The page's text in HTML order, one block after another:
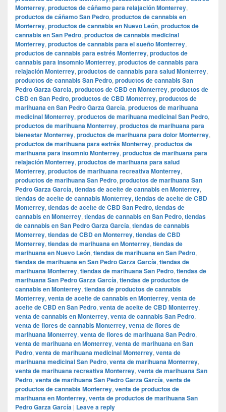
Monterrey, productos de cáñamo para relajación Monterrey,
productos de cáñamo San Pedro, productos de cannabis en
Monterrey, productos de cannabis en Nuevo León, productos de
cannabis en San Pedro, productos de cannabis medicinal
Monterrey, productos de cannabis para el sueño Monterrey,
productos de cannabis para estrés Monterrey, productos de
cannabis para insomnio Monterrey, productos de cannabis para
relajación Monterrey, productos de cannabis para salud Monterrey,
productos de cannabis San Pedro, productos de cannabis San
Pedro Garza García, productos de CBD en Monterrey, productos de
CBD en San Pedro, productos de CBD Monterrey, productos de
marihuana en San Pedro Garza García, productos de marihuana
medicinal Monterrey, productos de marihuana medicinal San Pedro,
productos de marihuana Monterrey, productos de marihuana para
bienestar Monterrey, productos de marihuana para dolor Monterrey,
productos de marihuana para estrés Monterrey, productos de
marihuana para insomnio Monterrey, productos de marihuana para
relajación Monterrey, productos de marihuana para salud
Monterrey, productos de marihuana recreativa Monterrey,
productos de marihuana San Pedro, productos de marihuana San
Pedro Garza García, tiendas de aceite de cannabis en Monterrey,
tiendas de aceite de cannabis Monterrey, tiendas de aceite de CBD
Monterrey, tiendas de aceite de CBD San Pedro, tiendas de
cannabis en Monterrey, tiendas de cannabis en San Pedro, tiendas
de cannabis en San Pedro Garza García, tiendas de cannabis
Monterrey, tiendas de CBD en Monterrey, tiendas de CBD
Monterrey, tiendas de marihuana en Monterrey, tiendas de
marihuana en Nuevo León, tiendas de marihuana en San Pedro,
tiendas de marihuana en San Pedro Garza García, tiendas de
marihuana Monterrey, tiendas de marihuana San Pedro, tiendas de
marihuana San Pedro Garza García, tiendas de productos de
cannabis en Monterrey, tiendas de productos de cannabis
Monterrey, venta de aceite de cannabis en Monterrey, venta de
aceite de CBD en San Pedro, venta de aceite de CBD Monterrey,
venta de cannabis en Monterrey, venta de cannabis San Pedro,
venta de flores de cannabis Monterrey, venta de flores de
marihuana Monterrey, venta de flores de marihuana San Pedro,
venta de marihuana en Monterrey, venta de marihuana en San
Pedro, venta de marihuana medicinal Monterrey, venta de
marihuana medicinal San Pedro, venta de marihuana Monterrey,
venta de marihuana recreativa Monterrey, venta de marihuana San
Pedro, venta de marihuana San Pedro Garza García, venta de
productos de cannabis Monterrey, venta de productos de
marihuana en Monterrey, venta de productos de marihuana San
Pedro Garza García | Leave a reply